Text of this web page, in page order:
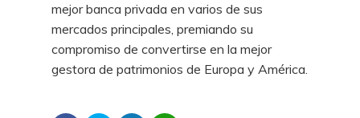
mejor banca privada en varios de sus
mercados principales, premiando su
compromiso de convertirse en la mejor
gestora de patrimonios de Europa y América.